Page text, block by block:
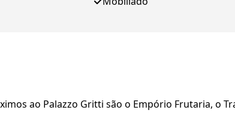
ao Palazzo Gritti são o Empório Frutaria, o